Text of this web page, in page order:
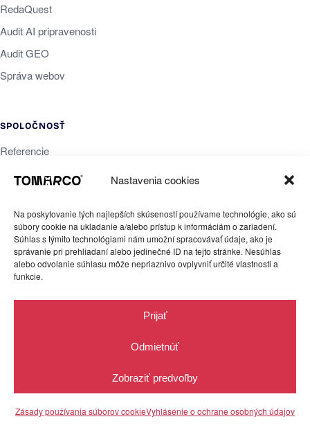
Nastavenia cookies
Na poskytovanie tých najlepších skúseností používame technológie, ako sú
súbory cookie na ukladanie a/alebo prístup k informáciám o zariadení.
Súhlas s týmito technológiami nám umožní spracovávať údaje, ako je
správanie pri prehliadaní alebo jedinečné ID na tejto stránke. Nesúhlas
alebo odvolanie súhlasu môže nepriaznivo ovplyvniť určité vlastnosti a
funkcie.
Prijať
Odmietnúť
Zobraziť predvoľby
Zásady používania súborov cookieVyhlásenie o ochrane osobných údajov
RedaQuest
Audit AI pripravenosti
Audit GEO
Správa webov
SPOLOČNOSŤ
Referencie
O nás
Newsletter
Kontakt
vyhradené 2018 - 2026 TOMARCO®